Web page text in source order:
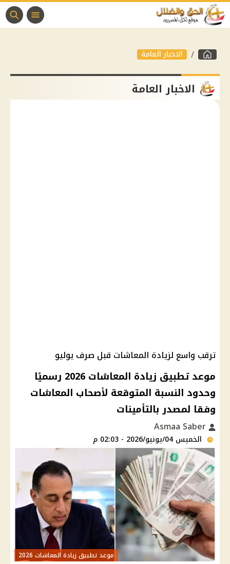
الاخبار العامة
الاخبار العامة
ترقب واسع لزيادة المعاشات قبل صرف يوليو
موعد تطبيق زيادة المعاشات 2026 رسميًا
وحدود النسبة المتوقعة لأصحاب المعاشات
وفقا لمصدر بالتأمينات
الخميس 04/يونيو/2026 - 02:03 م
موعد تطبيق زيادة المعاشات 2026